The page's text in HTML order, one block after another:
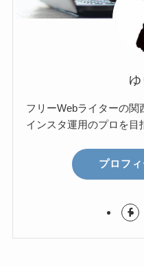
フリーWebライターの関
インスタ運用のプロを目
プロフ